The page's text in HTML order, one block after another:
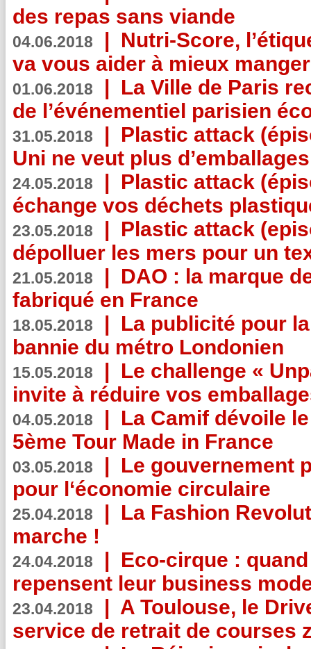
des repas sans viande
04.06.2018 | Nutri-Score,
va vous aider à mieux
01.06.2018 | La Ville de Paris
de l’événementiel parisien
31.05.2018 | Plastic attack
Uni ne veut plus
24.05.2018 | Plastic attack
échange vos déchets
23.05.2018 | Plastic attack
dépolluer les mers pour un
21.05.2018 | DAO : la marque
fabriqué en France
18.05.2018 | La publicité pour
bannie du métro Londonien
15.05.2018 | Le challenge «
invite à réduire vos
04.05.2018 | La Camif dévoile
5ème Tour Made in France
03.05.2018 | Le gouvernement
pour l‘économie circulaire
25.04.2018 | La Fashion
marche !
24.04.2018 | Eco-cirque :
repensent leur business
23.04.2018 | A Toulouse, le
service de retrait de courses